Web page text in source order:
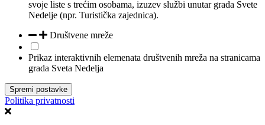
svoje liste s trećim osobama, izuzev službi unutar grada Svete
Nedelje (npr. Turistička zajednica).
Društvene mreže
Prikaz interaktivnih elemenata društvenih mreža na stranicama
grada Sveta Nedelja
Spremi postavke
Politika privatnosti